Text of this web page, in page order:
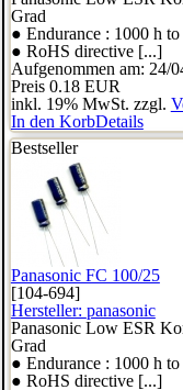
Grad
● Endurance : 1000 h
● RoHS directive [...]
Aufgenommen am: 24/
Preis 0.18 EUR
inkl. 19% MwSt. zzgl.
In den KorbDetails
Bestseller
Panasonic FC 100/25
[104-694]
Hersteller: panasonic
Panasonic Low ESR
Grad
● Endurance : 1000 h
● RoHS directive [...]